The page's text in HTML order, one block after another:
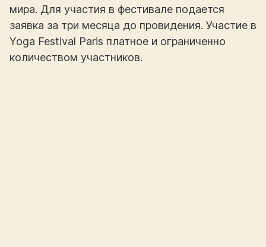
мира. Для участия в фестивале подается
заявка за три месяца до провидения. Участие в
Yoga Festival Paris платное и ограниченно
количеством участников.